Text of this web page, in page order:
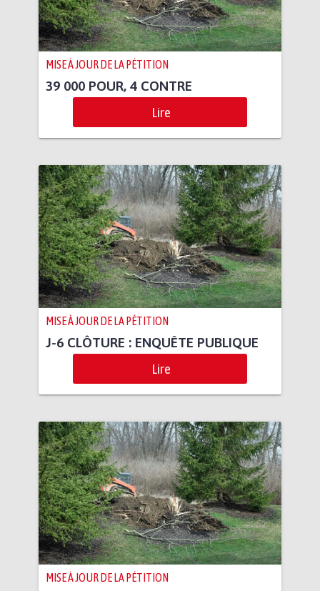
MISE À JOUR DE LA PÉTITION
39 000 POUR, 4 CONTRE
Lire
MISE À JOUR DE LA PÉTITION
J-6 CLÔTURE : ENQUÊTE PUBLIQUE
Lire
MISE À JOUR DE LA PÉTITION